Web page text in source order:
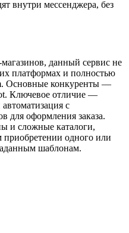
внутри мессенджера, без
данный сервис не
платформах и полностью
Основные конкуренты —
Ключевое отличие —
с
для оформления заказа.
и сложные каталоги,
приобретении одного или
шаблонам.